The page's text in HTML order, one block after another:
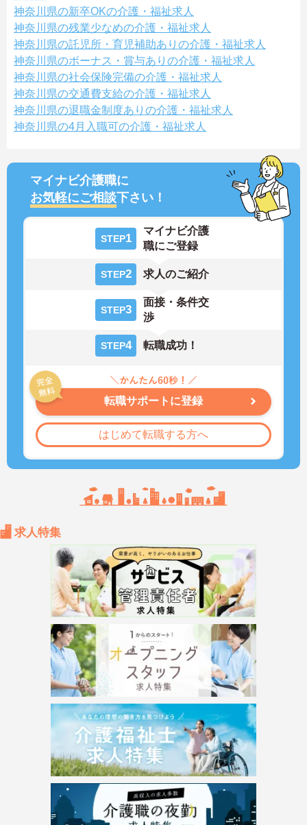
神奈川県の新卒OKの介護・福祉求人
神奈川県の残業少なめの介護・福祉求人
神奈川県の託児所・育児補助ありの介護・福祉求人
神奈川県のボーナス・賞与ありの介護・福祉求人
神奈川県の社会保険完備の介護・福祉求人
神奈川県の交通費支給の介護・福祉求人
神奈川県の退職金制度ありの介護・福祉求人
神奈川県の4月入職可の介護・福祉求人
マイナビ介護職に
お気軽にご相談下さい！
STEP1
マイナビ介護
職にご登録
STEP2 求人のご紹介
STEP3
面接・条件交
渉
STEP4 転職成功！
転職サポートに登録
はじめて転職する方へ
求人特集